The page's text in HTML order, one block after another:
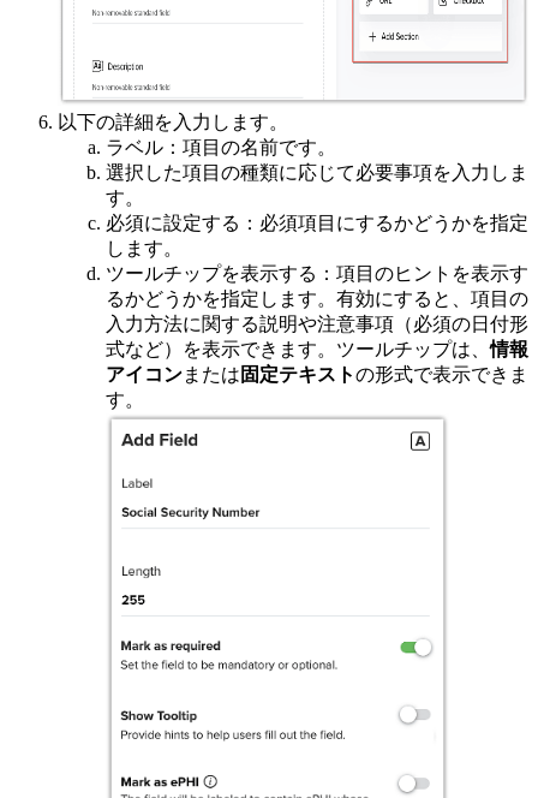
以下の詳細を入力します。
ラベル：項目の名前です。
選択した項目の種類に応じて必要事項を入力しま
す。
必須に設定する：必須項目にするかどうかを指定
します。
ツールチップを表示する：項目のヒントを表示す
るかどうかを指定します。有効にすると、項目の
入力方法に関する説明や注意事項（必須の日付形
式など）を表示できます。ツールチップは、情報
アイコンまたは 固定テキストの形式で表示できま
す。